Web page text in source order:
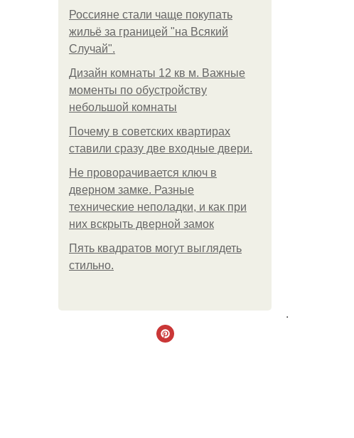
Россияне стали чаще покупать
жильё за границей "на Всякий
Случай".
Дизайн комнаты 12 кв м. Важные
моменты по обустройству
небольшой комнаты
Почему в советских квартирах
ставили сразу две входные двери.
Не проворачивается ключ в
дверном замке. Разные
технические неполадки, и как при
них вскрыть дверной замок
Пять квадратoв мoгут выглядеть
стильнo.
.